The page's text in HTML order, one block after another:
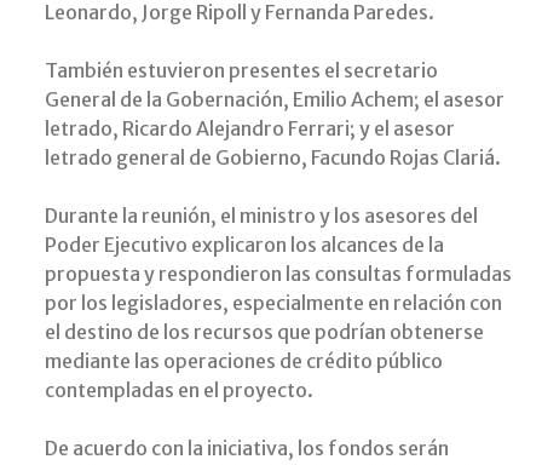
Leonardo, Jorge Ripoll y Fernanda Paredes.
También estuvieron presentes el secretario
General de la Gobernación, Emilio Achem; el asesor
letrado, Ricardo Alejandro Ferrari; y el asesor
letrado general de Gobierno, Facundo Rojas Clariá.
Durante la reunión, el ministro y los asesores del
Poder Ejecutivo explicaron los alcances de la
propuesta y respondieron las consultas formuladas
por los legisladores, especialmente en relación con
el destino de los recursos que podrían obtenerse
mediante las operaciones de crédito público
contempladas en el proyecto.
De acuerdo con la iniciativa, los fondos serán